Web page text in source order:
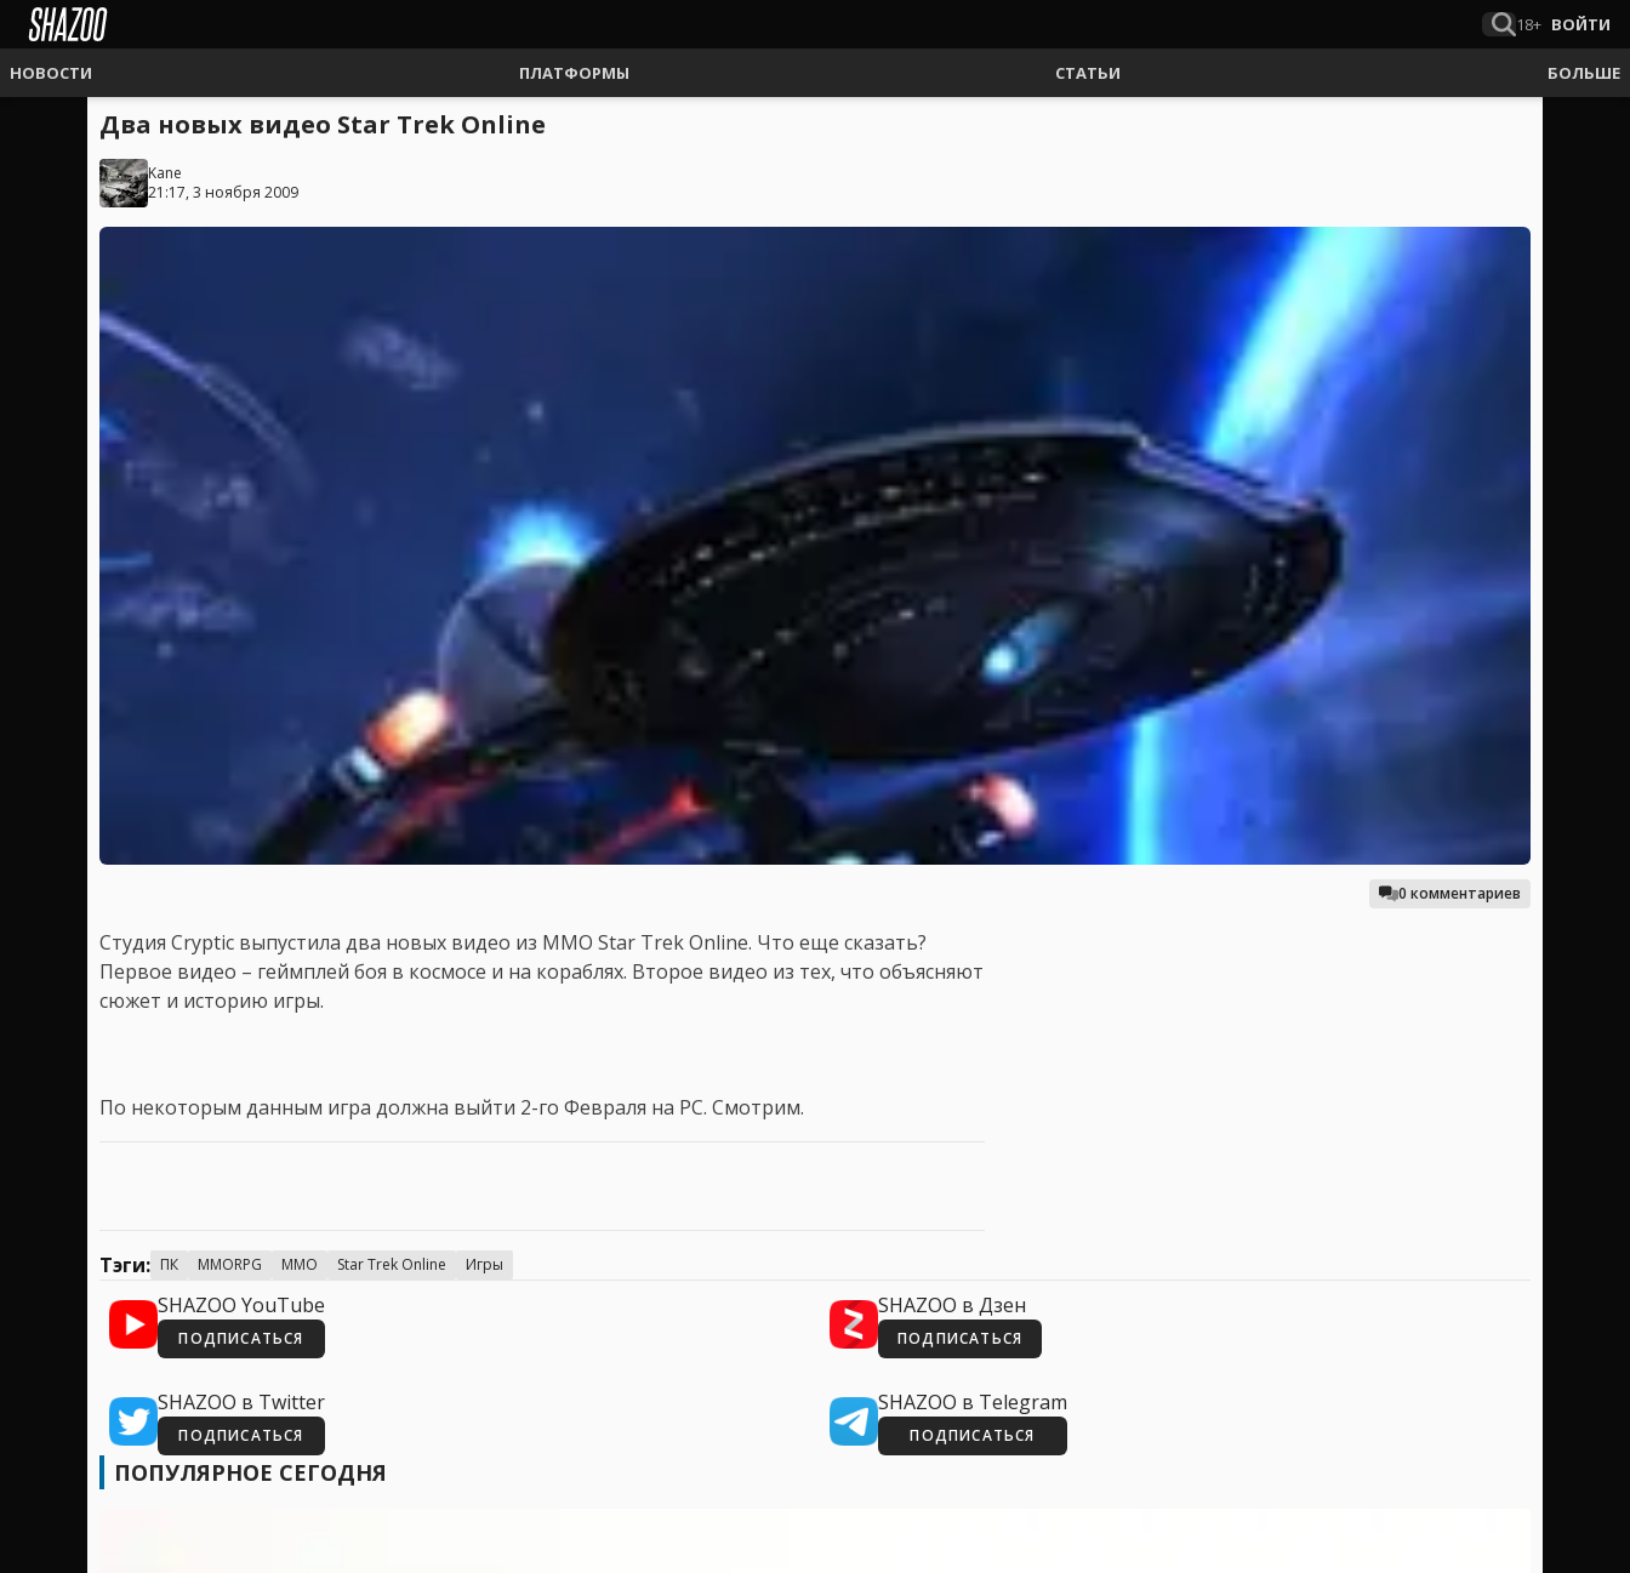
18+ ВОЙТИ
НОВОСТИ ПЛАТФОРМЫ СТАТЬИ БОЛЬШЕ
Два новых видео Star Trek Online
Kane
21:17, 3 ноября 2009
0 комментариев
Студия Cryptic выпустила два новых видео из MMO Star Trek Online. Что еще сказать?
Первое видео – геймплей боя в космосе и на кораблях. Второе видео из тех, что объясняют
сюжет и историю игры.
По некоторым данным игра должна выйти 2-го Февраля на PC. Смотрим.
Тэги: ПК MMORPG MMO Star Trek Online Игры
SHAZOO YouTube
ПОДПИСАТЬСЯ
SHAZOO в Дзен
ПОДПИСАТЬСЯ
SHAZOO в Twitter
ПОДПИСАТЬСЯ
SHAZOO в Telegram
ПОДПИСАТЬСЯ
ПОПУЛЯРНОЕ СЕГОДНЯ